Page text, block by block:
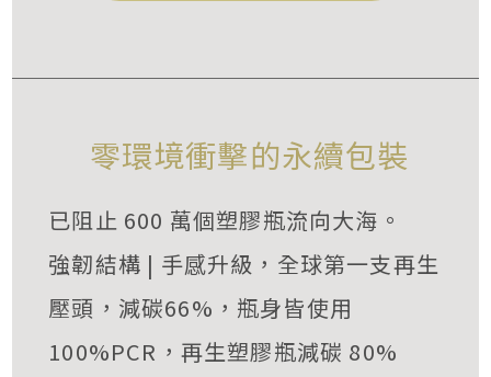
零環境衝擊的永續包裝
已阻止 600 萬個塑膠瓶流向大海。
強韌結構 | 手感升級，全球第一支再生
壓頭，減碳66%，瓶身皆使用
100%PCR，再生塑膠瓶減碳 80%